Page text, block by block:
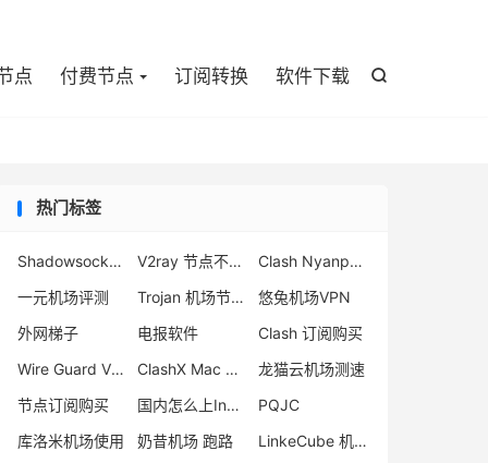

点 付费节点 订阅转换 软件下载
热门标签
Shadowsocks-2022 协议 V2ray 节点不可用
Clash Nyanpasu 1.5.1
一元机场评测
Trojan 机场节点购买
悠兔机场VPN
外网梯子
电报软件
Clash 订阅购买
Wire Guard VPN 推荐
ClashX Mac 官网
龙猫云机场测速
节点订阅购买
国内怎么上Instagram
PQJC
库洛米机场使用
奶昔机场 跑路 LinkeCube 机场